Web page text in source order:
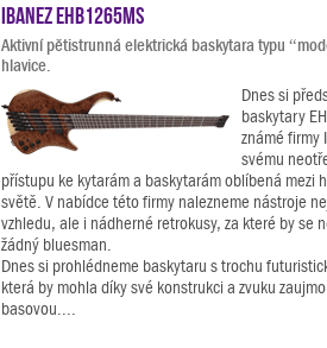
Ibanez EHB1265MS
Aktivní pětistrunná elektrická baskytara typu
hlavice.
Dnes si
baskytary
známé firmy
svému
přístupu ke kytarám a baskytarám oblíbená mezi
světě. V nabídce této firmy nalezneme nástroje
vzhledu, ale i nádherné retrokusy, za které by se
žádný bluesman.
Dnes si prohlédneme baskytaru s trochu
která by mohla díky své konstrukci a zvuku
basovou....